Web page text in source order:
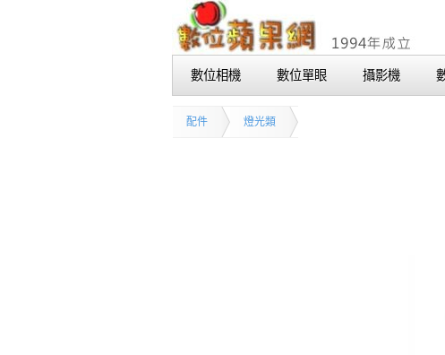
數位相機 數位單眼 攝影機
配件 燈光類